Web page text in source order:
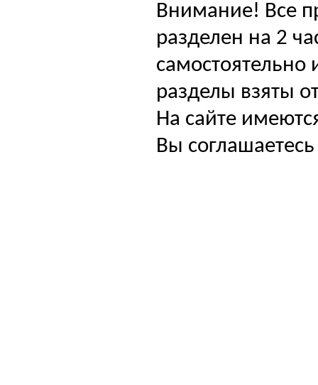
Внимание! Все
разделен на 2
самостоятельно
разделы взяты
На сайте
Вы